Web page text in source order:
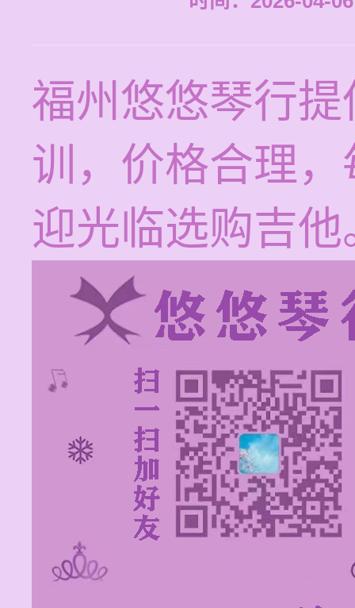
福州悠悠琴行
训，价格合理
迎光临选购吉他